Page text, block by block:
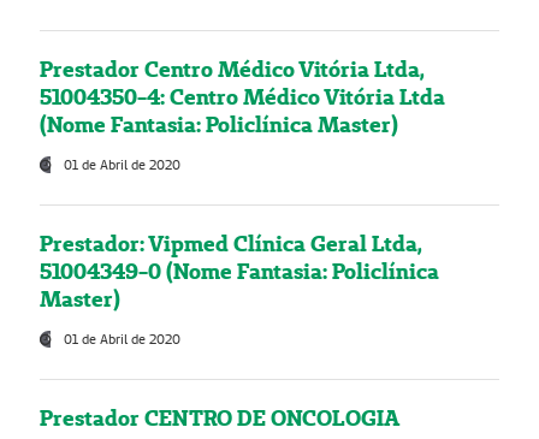
Prestador Centro Médico Vitória Ltda,
51004350-4: Centro Médico Vitória Ltda
(Nome Fantasia: Policlínica Master)
01 de Abril de 2020
Prestador: Vipmed Clínica Geral Ltda,
51004349-0 (Nome Fantasia: Policlínica
Master)
01 de Abril de 2020
Prestador CENTRO DE ONCOLOGIA